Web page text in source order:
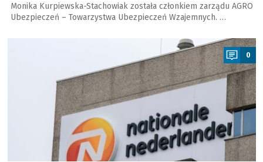
Monika Kurpiewska-Stachowiak została członkiem zarządu AGRO
Ubezpieczeń – Towarzystwa Ubezpieczeń Wzajemnych. …
0